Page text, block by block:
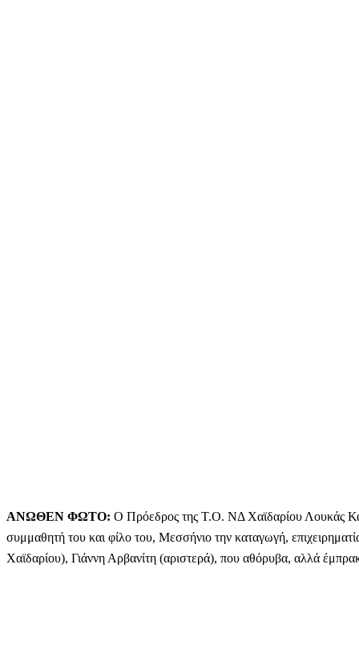
ΑΝΩΘΕΝ ΦΩΤΟ: Ο Πρόεδρος της Τ.Ο. ΝΔ Χαϊδαρίου Λουκάς
συμμαθητή του και φίλο του, Μεσσήνιο την καταγωγή,
Χαϊδαρίου), Γιάννη Αρβανίτη (αριστερά), που αθόρυβα, αλλά